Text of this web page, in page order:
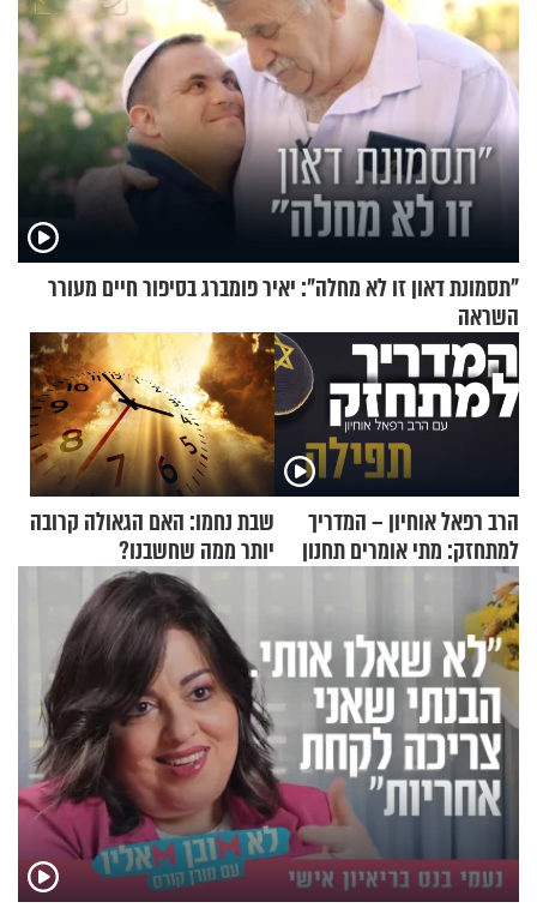
"תסמונת דאון זו לא מחלה": יאיר פומברג בסיפור חיים מעורר
השראה
הרב רפאל אוחיון – המדריך
למתחזק: מתי אומרים תחנון
ואיך עולים לתורה?
שבת נחמו: האם הגאולה קרובה
יותר ממה שחשבנו?